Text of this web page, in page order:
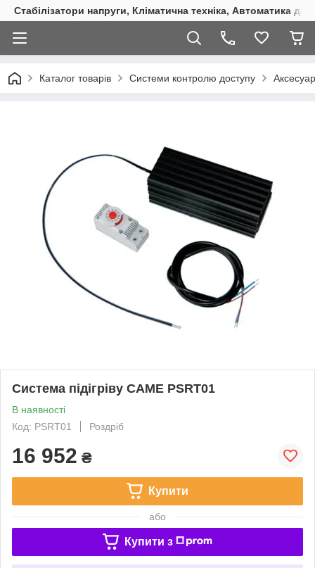
Стабілізатори напруги, Кліматична техніка, Автоматика
Каталог товарів Системи контролю доступу
Система підігріву CAME PSRT01
В наявності
Код: PSRT01
Роздріб
16 952 ₴
Купити
або
Купити з